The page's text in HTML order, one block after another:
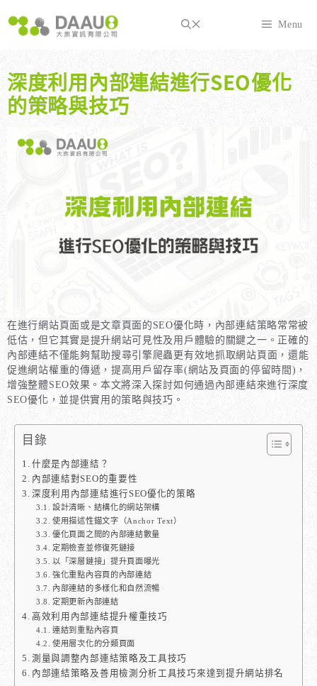
至
內
容
Menu
深度利用內部連結進行SEO優化
的策略與技巧
在進行網站頁面或是文章頁面的SEO優化時，內部連結策略常常被
低估，但它其實是提升網站可見性及用戶體驗的關鍵之一。正確的
內部連結不僅能夠幫助搜尋引擎爬蟲更有效地抓取網站頁面，還能
促進網站權重的傳遞，提高用戶留存率(網站及頁面的停留時間)，
增強整體SEO效果。本文將深入探討如何通過內部連結來進行深度
SEO優化，並提供實用的策略與技巧。
目錄
什麼是內部連結？
內部連結對SEO的重要性
深度利用內部連結進行SEO優化的策略
設計清晰、結構化的網站架構
使用描述性錨文字（Anchor Text）
優化頁面之間的內部連結數量
定期檢查並修復死鏈接
以「深層鏈接」提升頁面曝光
強化重點內容頁的內部連結
內部連結的多樣化和自然流暢
定期更新內部連結
高效利用內部連結提升權重技巧
連結到重點內容頁
使用層次化的分類頁面
測量與調整內部連結策略及工具技巧
內部連結策略及善用檢測分析工具技巧來達到提升網站排名